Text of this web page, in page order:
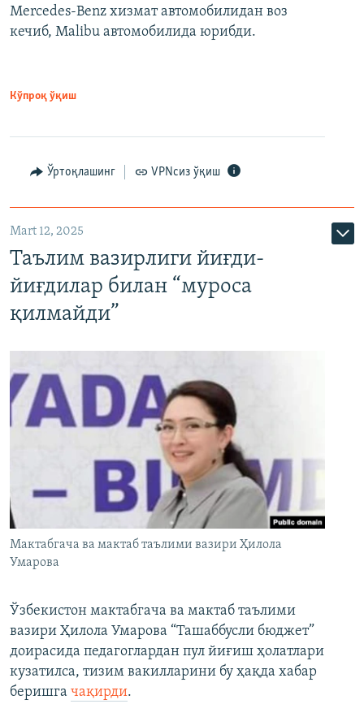
Mercedes-Benz хизмат автомобилидан воз
кечиб, Malibu автомобилида юрибди.
Кўпроқ ўқиш
Ўртоқлашинг VPNсиз ўқиш
Mart 12, 2025
Таълим вазирлиги йиғди-
йиғдилар билан “муроса
қилмайди”
Мактабгача ва мактаб таълими вазири Ҳилола
Умарова
Ўзбекистон мактабгача ва мактаб таълими
вазири Ҳилола Умарова “Ташаббусли бюджет”
доирасида педагоглардан пул йиғиш ҳолатлари
кузатилса, тизим вакилларини бу ҳақда хабар
беришга чақирди.